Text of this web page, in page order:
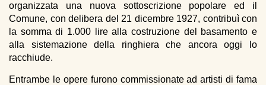
organizzata una nuova sottoscrizione popolare ed il
Comune, con delibera del 21 dicembre 1927, contribuì con
la somma di 1.000 lire alla costruzione del basamento e
alla sistemazione della ringhiera che ancora oggi lo
racchiude.
Entrambe le opere furono commissionate ad artisti di fama